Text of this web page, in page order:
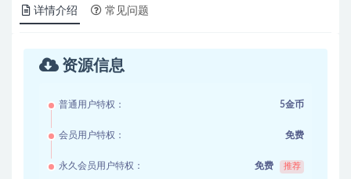
详情介绍 常见问题
资源信息
普通用户特权： 5金币
会员用户特权： 免费
永久会员用户特权： 免费 推荐